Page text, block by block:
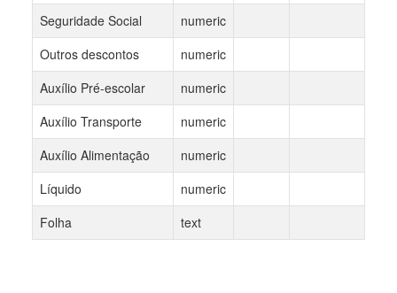
Seguridade Social
numeric
Outros descontos
numeric
Auxílio Pré-escolar
numeric
Auxílio Transporte
numeric
Auxílio Alimentação
numeric
Líquido
numeric
Folha
text